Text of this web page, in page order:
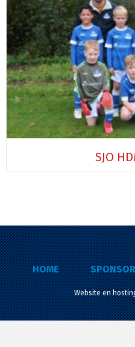
SJO
HOME
Website en